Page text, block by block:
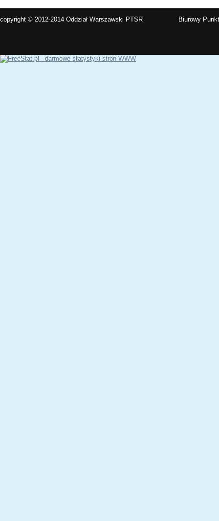
copyright © 2012-2014 Oddział Warszawski PTSR Biurowy